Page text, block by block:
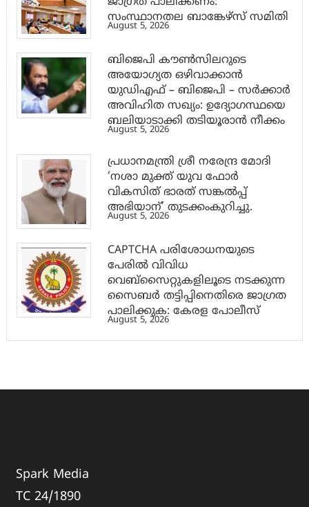
സംസ്ഥാനതല ബാങ്കേഴ്സ് സമിതി
August 5, 2026
ബിജെപി കൗൺസിലറുടെ
അയോഗ്യത ഒഴിവാക്കാൻ
യുഡിഎഫ് – ബിജെപി – സർക്കാർ
അവിഹിത സഖ്യം: ഉദ്യോഗസ്ഥയെ
ബലിയാടാക്കി തടിയൂരാൻ നീക്കം
August 5, 2026
പ്രധാനമന്ത്രി ശ്രീ നരേന്ദ്ര മോദി
‘നശാ മുക്ത് യുവ ഫോർ
വികസിത് ഭാരത് സങ്കൽപ്പ്
അഭിയാന്’ തുടക്കംകുറിച്ചു.
August 5, 2026
CAPTCHA പരിശോധനയുടെ
പേരില്‍ വിവിധ
വെബ്സൈറ്റുകളിലൂടെ നടക്കുന്ന
സൈബര്‍ തട്ടിപ്പിനെതിരെ ജാഗ്രത
പാലിക്കുക: കേരള പോലീസ്
August 5, 2026
Spark Media
TC 24/1890